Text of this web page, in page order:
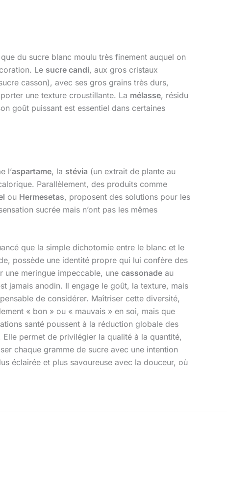
du sucre blanc moulu très finement auquel on
Le sucre candi, aux gros cristaux
casson), avec ses gros grains très durs,
une texture croustillante. La mélasse, résidu
goût puissant est essentiel dans certaines
l’aspartame, la stévia (un extrait de plante au
Parallèlement, des produits comme
ou Hermesetas, proposent des solutions pour les
sucrée mais n’ont pas les mêmes
que la simple dichotomie entre le blanc et le
possède une identité propre qui lui confère des
une meringue impeccable, une cassonade au
jamais anodin. Il engage le goût, la texture, mais
de considérer. Maîtriser cette diversité,
« bon » ou « mauvais » en soi, mais que
santé poussent à la réduction globale des
permet de privilégier la qualité à la quantité,
chaque gramme de sucre avec une intention
éclairée et plus savoureuse avec la douceur, où